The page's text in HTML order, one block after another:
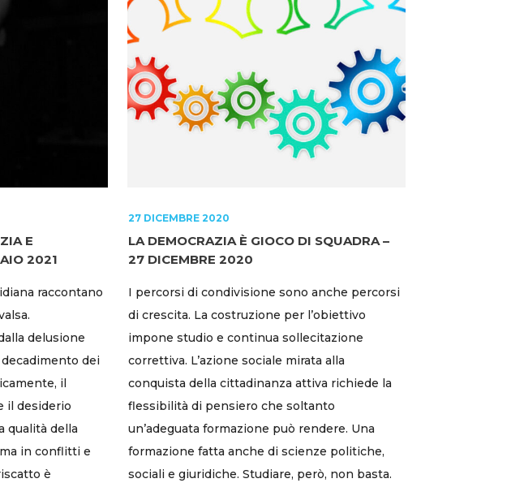
E
2021
raccontano
delusione
dei
il
il desiderio
qualità della
in conflitti e
è
27 DICEMBRE 2020
LA DEMOCRAZIA È GIOCO DI SQUADRA –
27 DICEMBRE 2020
I percorsi di condivisione sono anche percorsi
di crescita. La costruzione per l’obiettivo
impone studio e continua sollecitazione
correttiva. L’azione sociale mirata alla
conquista della cittadinanza attiva richiede la
flessibilità di pensiero che soltanto
un’adeguata formazione può rendere. Una
formazione fatta anche di scienze politiche,
sociali e giuridiche. Studiare, però, non basta.